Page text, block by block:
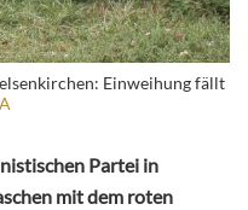
Einweihung fällt
Partei in
mit dem roten